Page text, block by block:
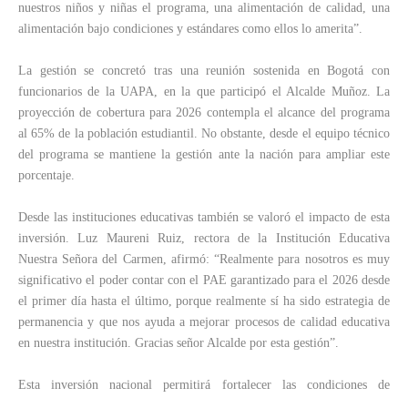
nuestros niños y niñas el programa, una alimentación de calidad, una
alimentación bajo condiciones y estándares como ellos lo amerita”.
La gestión se concretó tras una reunión sostenida en Bogotá con
funcionarios de la UAPA, en la que participó el Alcalde Muñoz. La
proyección de cobertura para 2026 contempla el alcance del programa
al 65% de la población estudiantil. No obstante, desde el equipo técnico
del programa se mantiene la gestión ante la nación para ampliar este
porcentaje.
Desde las instituciones educativas también se valoró el impacto de esta
inversión. Luz Maureni Ruiz, rectora de la Institución Educativa
Nuestra Señora del Carmen, afirmó: “Realmente para nosotros es muy
significativo el poder contar con el PAE garantizado para el 2026 desde
el primer día hasta el último, porque realmente sí ha sido estrategia de
permanencia y que nos ayuda a mejorar procesos de calidad educativa
en nuestra institución. Gracias señor Alcalde por esta gestión”.
Esta inversión nacional permitirá fortalecer las condiciones de